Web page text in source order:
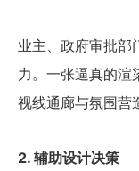
业主、政府审批部
力。一张逼真的渲
视线通廊与氛围营
2. 辅助设计决策